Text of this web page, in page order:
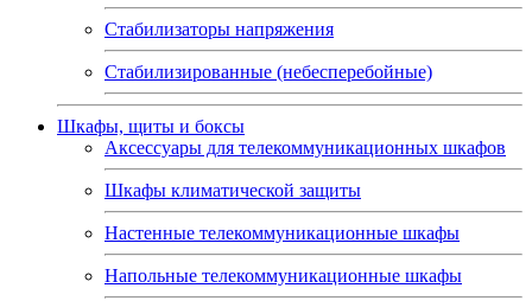
Стабилизаторы напряжения
Стабилизированные (небесперебойные)
Шкафы, щиты и боксы
Аксессуары для телекоммуникационных шкафов
Шкафы климатической защиты
Настенные телекоммуникационные шкафы
Напольные телекоммуникационные шкафы